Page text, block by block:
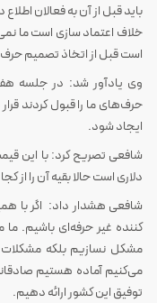
باید قبل از آن به فعالان
خلاف اعتماد سازی است ما
است قبل از اتخاذ تصمیم
وی یادآور شد: در جلسه
حرف‌های ما را قبول کردند
ایجاد شود.
دلاری است حالا بقیه آن را از
شافعی هشدار داد: اگر با
کننده غیر حرفه‌ای باشیم. ما
مشکل نسازیم بلکه مشکلات
می‌کنیم آماده هستیم
توفیق این کشور ارائه دهیم.